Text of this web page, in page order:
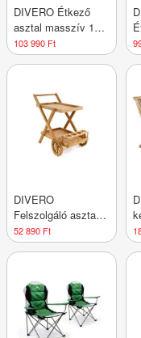
DIVERO Étkező
asztal masszív 150
x 90 cm
103 990 Ft
DIVERO
Felszolgáló asztal
52 890 Ft